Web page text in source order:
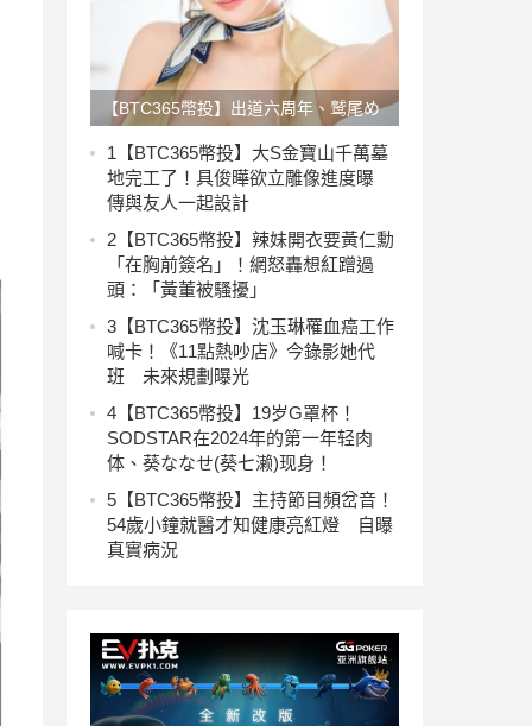
【BTC365幣投】出道六周年、鹫尾め
い(鹫尾芽衣)的声明有机⋯
1 【BTC365幣投】大S金寶山千萬墓
地完工了！具俊曄欲立雕像進度曝
傳與友人一起設計
2 【BTC365幣投】辣妹開衣要黃仁勳
「在胸前簽名」！網怒轟想紅蹭過
頭：「黃董被騷擾」
3 【BTC365幣投】沈玉琳罹血癌工作
喊卡！《11點熱吵店》今錄影她代
班 未來規劃曝光
4 【BTC365幣投】19岁G罩杯！
SODSTAR在2024年的第一年轻肉
体、葵ななせ(葵七濑)现身！
5 【BTC365幣投】主持節目頻岔音！
54歲小鐘就醫才知健康亮紅燈 自曝
真實病況